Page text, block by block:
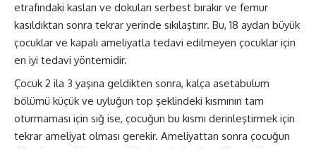
etrafındaki kasları ve dokuları serbest bırakır ve femur
kasıldıktan sonra tekrar yerinde sıkılaştırır. Bu, 18 aydan büyük
çocuklar ve kapalı ameliyatla tedavi edilmeyen çocuklar için
en iyi tedavi yöntemidir.
Çocuk 2 ila 3 yaşına geldikten sonra, kalça asetabulum
bölümü küçük ve uyluğun top şeklindeki kısmının tam
oturmaması için sığ ise, çocuğun bu kısmı derinleştirmek için
tekrar ameliyat olması gerekir. Ameliyattan sonra çocuğun